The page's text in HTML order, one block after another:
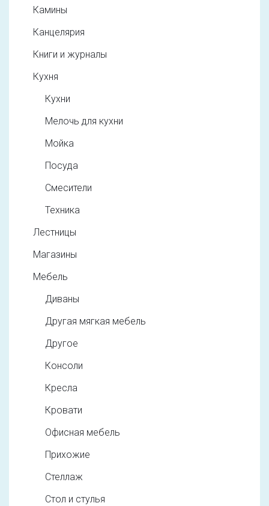
Камины
Канцелярия
Книги и журналы
Кухня
Кухни
Мелочь для кухни
Мойка
Посуда
Смесители
Техника
Лестницы
Магазины
Мебель
Диваны
Другая мягкая мебель
Другое
Консоли
Кресла
Кровати
Офисная мебель
Прихожие
Стеллаж
Стол и стулья